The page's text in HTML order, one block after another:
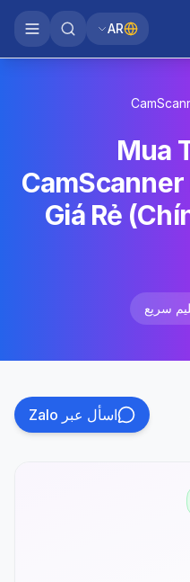
AR
Mua
Giá Rẻ
سريع
اسأل عبر Zalo